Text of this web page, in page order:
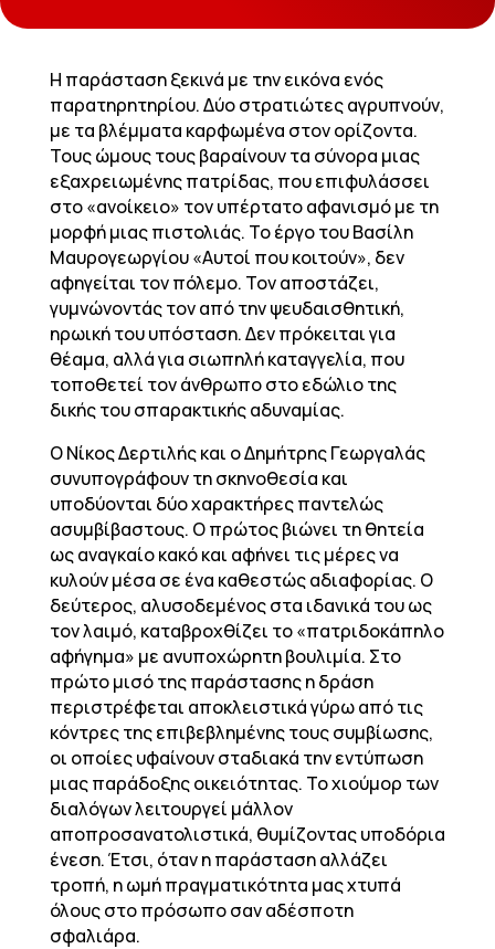
Η παράσταση ξεκινά με την εικόνα ενός
παρατηρητηρίου. Δύο στρατιώτες αγρυπνούν,
με τα βλέμματα καρφωμένα στον ορίζοντα.
Τους ώμους τους βαραίνουν τα σύνορα μιας
εξαχρειωμένης πατρίδας, που επιφυλάσσει
στο «ανοίκειο» τον υπέρτατο αφανισμό με τη
μορφή μιας πιστολιάς. Το έργο του Βασίλη
Μαυρογεωργίου «Αυτοί που κοιτούν», δεν
αφηγείται τον πόλεμο. Τον αποστάζει,
γυμνώνοντάς τον από την ψευδαισθητική,
ηρωική του υπόσταση. Δεν πρόκειται για
θέαμα, αλλά για σιωπηλή καταγγελία, που
τοποθετεί τον άνθρωπο στο εδώλιο της
δικής του σπαρακτικής αδυναμίας.
Ο Νίκος Δερτιλής και ο Δημήτρης Γεωργαλάς
συνυπογράφουν τη σκηνοθεσία και
υποδύονται δύο χαρακτήρες παντελώς
ασυμβίβαστους. Ο πρώτος βιώνει τη θητεία
ως αναγκαίο κακό και αφήνει τις μέρες να
κυλούν μέσα σε ένα καθεστώς αδιαφορίας. Ο
δεύτερος, αλυσοδεμένος στα ιδανικά του ως
τον λαιμό, καταβροχθίζει το «πατριδοκάπηλο
αφήγημα» με ανυποχώρητη βουλιμία. Στο
πρώτο μισό της παράστασης η δράση
περιστρέφεται αποκλειστικά γύρω από τις
κόντρες της επιβεβλημένης τους συμβίωσης,
οι οποίες υφαίνουν σταδιακά την εντύπωση
μιας παράδοξης οικειότητας. Το χιούμορ των
διαλόγων λειτουργεί μάλλον
αποπροσανατολιστικά, θυμίζοντας υποδόρια
ένεση. Έτσι, όταν η παράσταση αλλάζει
τροπή, η ωμή πραγματικότητα μας χτυπά
όλους στο πρόσωπο σαν αδέσποτη
σφαλιάρα.